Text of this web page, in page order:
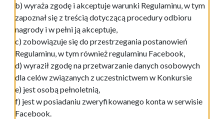
b) wyraża zgodę i akceptuje warunki Regulaminu, w tym
zapoznał się z treścią dotyczącą procedury odbioru
nagrody i w pełni ją akceptuje,
c) zobowiązuje się do przestrzegania postanowień
Regulaminu, w tym również regulaminu Facebook,
d) wyraził zgodę na przetwarzanie danych osobowych
dla celów związanych z uczestnictwem w Konkursie
e) jest osobą pełnoletnią,
f) jest w posiadaniu zweryfikowanego konta w serwisie
Facebook.